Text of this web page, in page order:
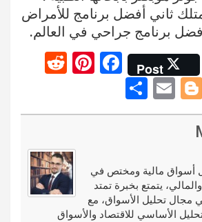
ثاني أفضل برنامج للأمراض
برنامج جراحي في العالم.
Post
F
ce
o
k
Pi
er
t
d
t
M
Bl
o
er
E
m
h
أسواق مالية ومختص في
يتمتع بخبرة تمتد
عامًا في مجال تحليل الأسواق، مع
الأساسي للاقتصاد والأسواق